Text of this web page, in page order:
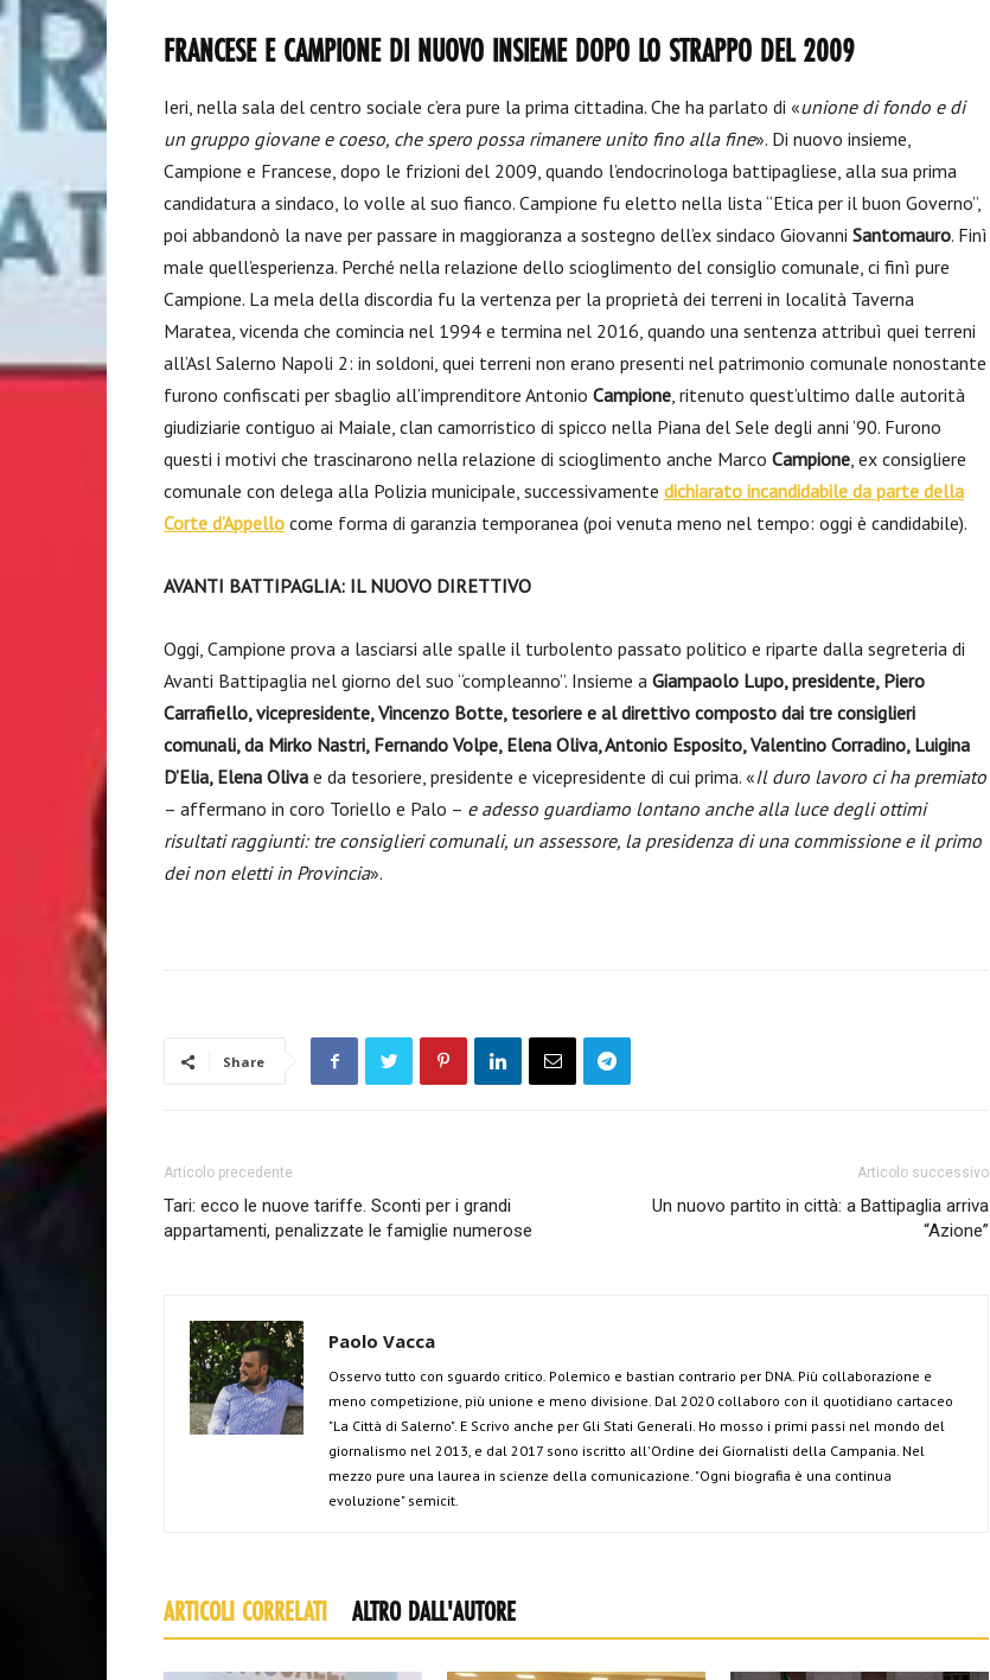
FRANCESE E CAMPIONE DI NUOVO INSIEME DOPO LO STRAPPO DEL 2009
Ieri, nella sala del centro sociale c’era pure la prima cittadina. Che ha parlato di «unione di fondo e di
un gruppo giovane e coeso, che spero possa rimanere unito fino alla fine». Di nuovo insieme,
Campione e Francese, dopo le frizioni del 2009, quando l’endocrinologa battipagliese, alla sua prima
candidatura a sindaco, lo volle al suo fianco. Campione fu eletto nella lista “Etica per il buon Governo”,
poi abbandonò la nave per passare in maggioranza a sostegno dell’ex sindaco Giovanni Santomauro. Finì
male quell’esperienza. Perché nella relazione dello scioglimento del consiglio comunale, ci finì pure
Campione. La mela della discordia fu la vertenza per la proprietà dei terreni in località Taverna
Maratea, vicenda che comincia nel 1994 e termina nel 2016, quando una sentenza attribuì quei terreni
all’Asl Salerno Napoli 2: in soldoni, quei terreni non erano presenti nel patrimonio comunale nonostante
furono confiscati per sbaglio all’imprenditore Antonio Campione, ritenuto quest’ultimo dalle autorità
giudiziarie contiguo ai Maiale, clan camorristico di spicco nella Piana del Sele degli anni ’90. Furono
questi i motivi che trascinarono nella relazione di scioglimento anche Marco Campione, ex consigliere
comunale con delega alla Polizia municipale, successivamente dichiarato incandidabile da parte della
Corte d’Appello come forma di garanzia temporanea (poi venuta meno nel tempo: oggi è candidabile).
AVANTI BATTIPAGLIA: IL NUOVO DIRETTIVO
Oggi, Campione prova a lasciarsi alle spalle il turbolento passato politico e riparte dalla segreteria di
Avanti Battipaglia nel giorno del suo “compleanno”. Insieme a Giampaolo Lupo, presidente, Piero
Carrafiello, vicepresidente, Vincenzo Botte, tesoriere e al direttivo composto dai tre consiglieri
comunali, da Mirko Nastri, Fernando Volpe, Elena Oliva, Antonio Esposito, Valentino Corradino, Luigina
D’Elia, Elena Oliva e da tesoriere, presidente e vicepresidente di cui prima. «Il duro lavoro ci ha premiato
– affermano in coro Toriello e Palo – e adesso guardiamo lontano anche alla luce degli ottimi
risultati raggiunti: tre consiglieri comunali, un assessore, la presidenza di una commissione e il primo
dei non eletti in Provincia».
Share
Articolo precedente
Tari: ecco le nuove tariffe. Sconti per i grandi
appartamenti, penalizzate le famiglie numerose
Articolo successivo
Un nuovo partito in città: a Battipaglia arriva
“Azione”
Paolo Vacca
Osservo tutto con sguardo critico. Polemico e bastian contrario per DNA. Più collaborazione e
meno competizione, più unione e meno divisione. Dal 2020 collaboro con il quotidiano cartaceo
"La Città di Salerno". E Scrivo anche per Gli Stati Generali. Ho mosso i primi passi nel mondo del
giornalismo nel 2013, e dal 2017 sono iscritto all'Ordine dei Giornalisti della Campania. Nel
mezzo pure una laurea in scienze della comunicazione. "Ogni biografia è una continua
evoluzione" semicit.
ARTICOLI CORRELATI ALTRO DALL'AUTORE